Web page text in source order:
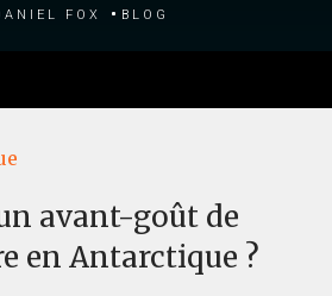
Fox Blog
avant-goût de
en Antarctique ?